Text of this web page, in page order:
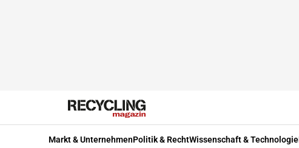
Markt & UnternehmenPolitik & RechtWissenschaft & Technologie